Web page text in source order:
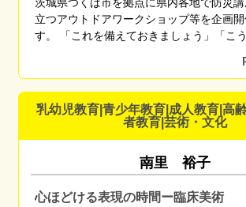
茨城県つくば市を拠点に県内各地で防災
立つアウトドアワークショップ等を企画開
す。 「これを備えておきましょう」「こ
く、「自分に最適な備えや行動」を自分
ています。 「これなら楽しく備えられそ
方だと思ったけど盲点に気づくことがで
乳幼児教育|青少年教育|成人教育|高
者教育|芸術・文化
南里 裕子
心ほどける表現の時間ー臨床美術